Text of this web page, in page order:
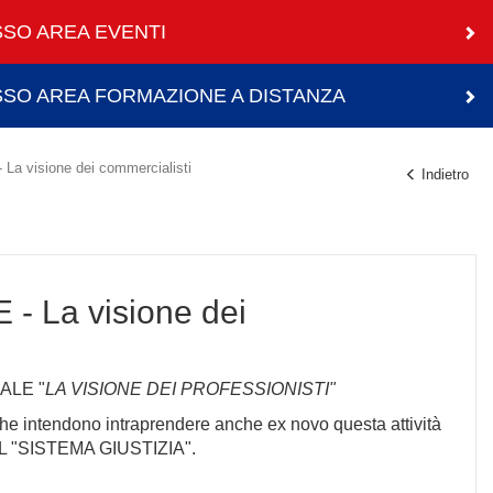
AREA EVENTI
AREA FORMAZIONE A DISTANZA
La visione dei commercialisti Indietro
- La visione dei
"LA VISIONE DEI PROFESSIONISTI"
intendono intraprendere anche ex novo questa attività
"SISTEMA GIUSTIZIA".